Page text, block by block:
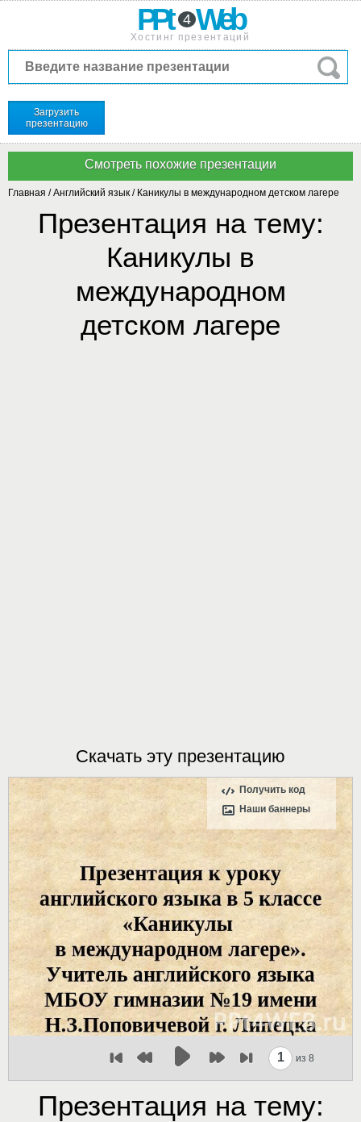
PPt 4 Web
Хостинг презентаций
Загрузить
презентацию
Главная /Английский язык / Каникулы в международном детском лагере
Презентация на тему:
Каникулы в
международном
детском лагере
Скачать эту презентацию
Получить код
Наши баннеры
1 из 8
Презентация на тему: